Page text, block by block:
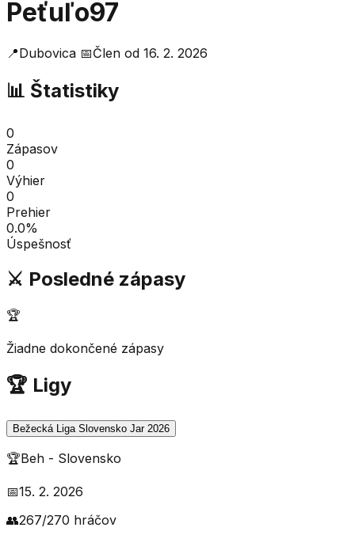
Peťuľo97
📍Dubovica 📅Člen od 16. 2. 2026
📊 Štatistiky
0
Zápasov
0
Výhier
0
Prehier
0.0%
Úspešnosť
⚔️ Posledné zápasy
🏆
Žiadne dokončené zápasy
🏆 Ligy
Bežecká Liga Slovensko Jar 2026
🏆Beh - Slovensko
📅15. 2. 2026
👥267/270 hráčov